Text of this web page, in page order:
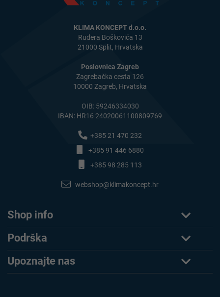
KLIMA KONCEPT d.o.o.
Ruđera Boškovića 13
21000 Split, Hrvatska
Poslovnica Zagreb
Zagrebačka cesta 126
10000 Zagreb, Hrvatska
OIB: 59246334030
IBAN: HR16 24020061100809769
+385 21 470 232
+385 91 446 6880
+385 98 285 113
webshop@klimakoncept.hr
Shop info
Podrška
Upoznajte nas